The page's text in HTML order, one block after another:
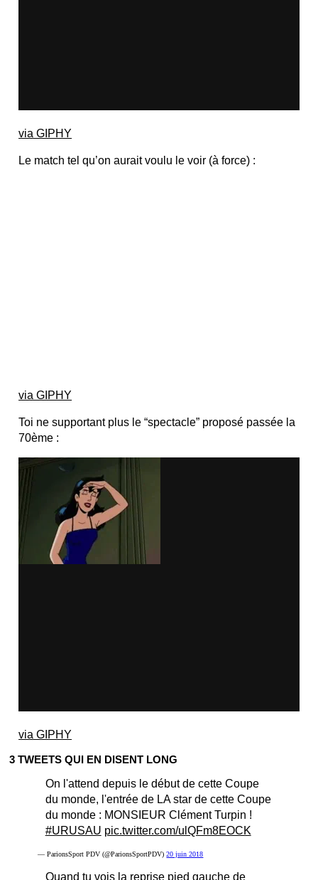
via GIPHY
Le match tel qu’on aurait voulu le voir (à force) :
via GIPHY
Toi ne supportant plus le “spectacle” proposé passée la
70ème :
via GIPHY
3 TWEETS QUI EN DISENT LONG
On l'attend depuis le début de cette Coupe
du monde, l'entrée de LA star de cette Coupe
du monde : MONSIEUR Clément Turpin !
#URUSAU pic.twitter.com/ulQFm8EOCK
— ParionsSport PDV (@ParionsSportPDV)20 juin 2018
Quand tu vois la reprise pied gauche de